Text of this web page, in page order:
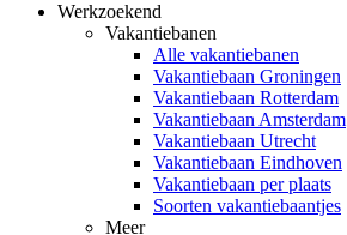
Werkzoekend
Vakantiebanen
Alle vakantiebanen
Vakantiebaan Groningen
Vakantiebaan Rotterdam
Vakantiebaan Amsterdam
Vakantiebaan Utrecht
Vakantiebaan Eindhoven
Vakantiebaan per plaats
Soorten vakantiebaantjes
Meer